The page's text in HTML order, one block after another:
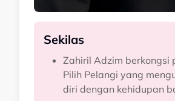
Sekilas
Zahiril Adzim berkongsi
Pilih Pelangi yang
diri dengan kehidupan